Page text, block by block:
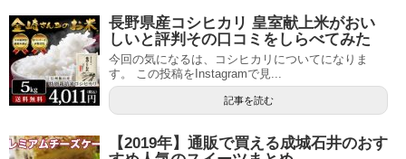
長野県産コシヒカリ 皇室献上米がおい
しいと評判その口コミをしらべてみた
今回の気になるは、コシヒカリについてになりま
す。 この投稿をInstagramで見...
記事を読む
【2019年】通販で買える成城石井のおす